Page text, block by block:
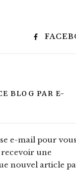
BLOG PAR E-
e-mail pour vous
recevoir une
nouvel article